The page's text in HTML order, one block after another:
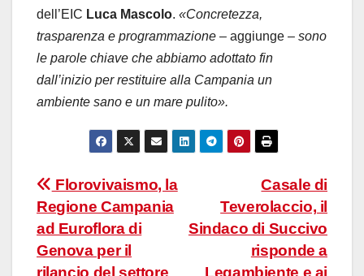
dell’EIC Luca Mascolo. «Concretezza,
trasparenza e programmazione – aggiunge – sono
le parole chiave che abbiamo adottato fin
dall’inizio per restituire alla Campania un
ambiente sano e un mare pulito».
Navigazione
articoli
Casale di
Teverolaccio, il
Sindaco di Succivo
risponde a
Legambiente e ai
Florovivaismo, la
Regione Campania
ad Euroflora di
Genova per il
rilancio del settore